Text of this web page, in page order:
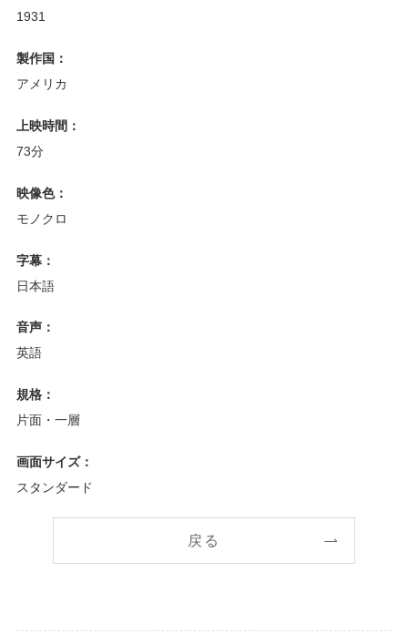
1931
製作国：
アメリカ
上映時間：
73分
映像色：
モノクロ
字幕：
日本語
音声：
英語
規格：
片面・一層
画面サイズ：
スタンダード
戻る